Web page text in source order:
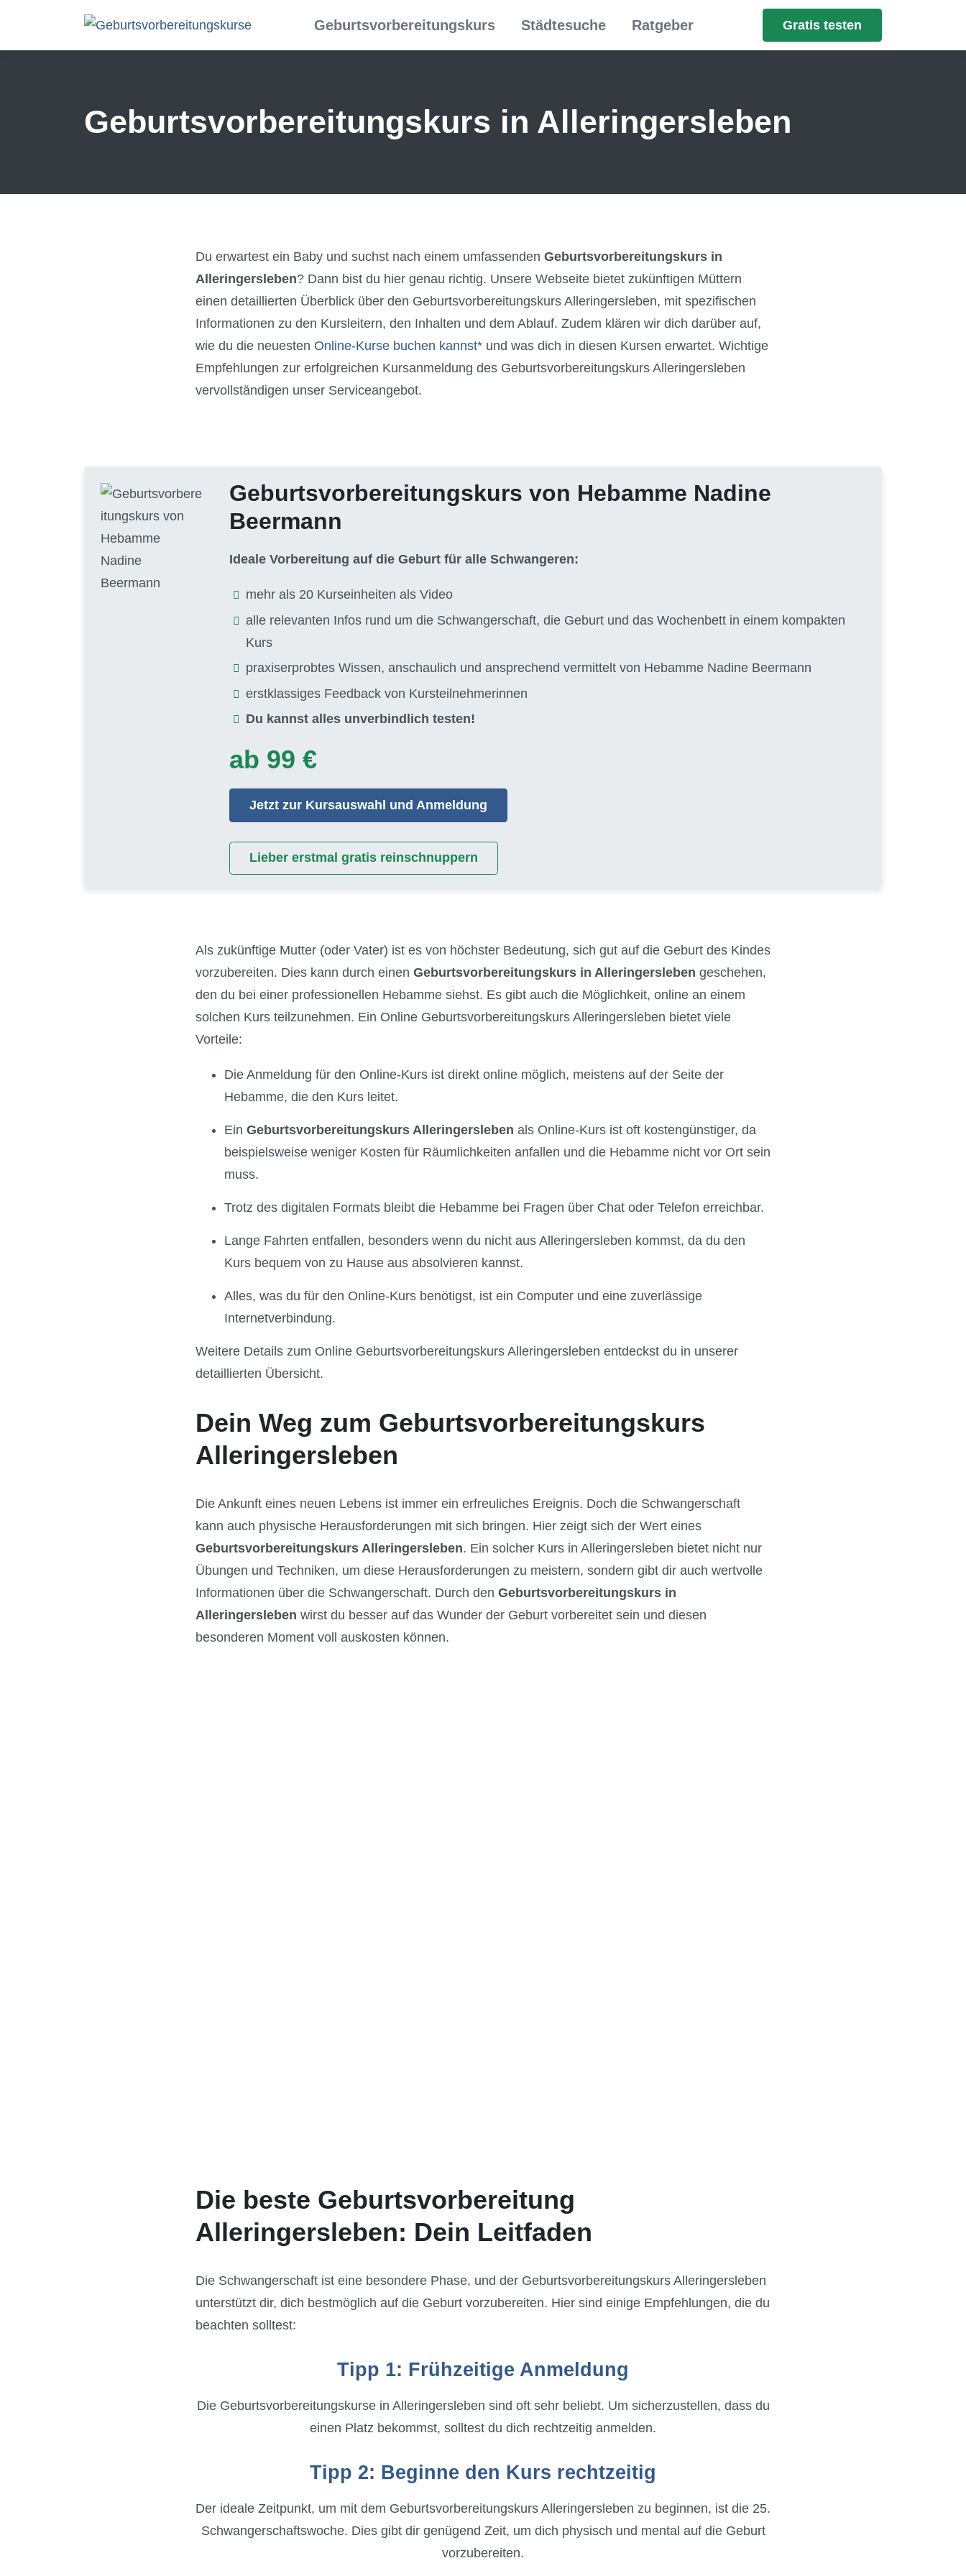
Geburtsvorbereitungskurs Städtesuche Ratgeber Gratis testen
Geburtsvorbereitungs­kurs in Alleringersleben
Du erwartest ein Baby und suchst nach einem umfassenden Geburtsvorbereitungskurs in
Alleringersleben? Dann bist du hier genau richtig. Unsere Webseite bietet zukünftigen Müttern
einen detaillierten Überblick über den Geburtsvorbereitungskurs Alleringersleben, mit spezifischen
Informationen zu den Kursleitern, den Inhalten und dem Ablauf. Zudem klären wir dich darüber auf,
wie du die neuesten Online-Kurse buchen kannst* und was dich in diesen Kursen erwartet. Wichtige
Empfehlungen zur erfolgreichen Kursanmeldung des Geburtsvorbereitungskurs Alleringersleben
vervollständigen unser Serviceangebot.
Geburtsvorbereitungskurs von Hebamme Nadine
Beermann
Ideale Vorbereitung auf die Geburt für alle Schwangeren:
mehr als 20 Kurseinheiten als Video
alle relevanten Infos rund um die Schwangerschaft, die Geburt und das Wochenbett in einem kompakten
Kurs
praxiserprobtes Wissen, anschaulich und ansprechend vermittelt von Hebamme Nadine Beermann
erstklassiges Feedback von Kursteilnehmerinnen
Du kannst alles unverbindlich testen!
ab 99 €
Jetzt zur Kursauswahl und Anmeldung
Lieber erstmal gratis reinschnuppern
Als zukünftige Mutter (oder Vater) ist es von höchster Bedeutung, sich gut auf die Geburt des Kindes
vorzubereiten. Dies kann durch einen Geburtsvorbereitungskurs in Alleringersleben geschehen,
den du bei einer professionellen Hebamme siehst. Es gibt auch die Möglichkeit, online an einem
solchen Kurs teilzunehmen. Ein Online Geburtsvorbereitungskurs Alleringersleben bietet viele
Vorteile:
Die Anmeldung für den Online-Kurs ist direkt online möglich, meistens auf der Seite der
Hebamme, die den Kurs leitet.
Ein Geburtsvorbereitungskurs Alleringersleben als Online-Kurs ist oft kostengünstiger, da
beispielsweise weniger Kosten für Räumlichkeiten anfallen und die Hebamme nicht vor Ort sein
muss.
Trotz des digitalen Formats bleibt die Hebamme bei Fragen über Chat oder Telefon erreichbar.
Lange Fahrten entfallen, besonders wenn du nicht aus Alleringersleben kommst, da du den
Kurs bequem von zu Hause aus absolvieren kannst.
Alles, was du für den Online-Kurs benötigst, ist ein Computer und eine zuverlässige
Internetverbindung.
Weitere Details zum Online Geburtsvorbereitungskurs Alleringersleben entdeckst du in unserer
detaillierten Übersicht.
Dein Weg zum Geburtsvorbereitungskurs
Alleringersleben
Die Ankunft eines neuen Lebens ist immer ein erfreuliches Ereignis. Doch die Schwangerschaft
kann auch physische Herausforderungen mit sich bringen. Hier zeigt sich der Wert eines
Geburtsvorbereitungskurs Alleringersleben. Ein solcher Kurs in Alleringersleben bietet nicht nur
Übungen und Techniken, um diese Herausforderungen zu meistern, sondern gibt dir auch wertvolle
Informationen über die Schwangerschaft. Durch den Geburtsvorbereitungskurs in
Alleringersleben wirst du besser auf das Wunder der Geburt vorbereitet sein und diesen
besonderen Moment voll auskosten können.
Die beste Geburtsvorbereitung
Alleringersleben: Dein Leitfaden
Die Schwangerschaft ist eine besondere Phase, und der Geburtsvorbereitungskurs Alleringersleben
unterstützt dir, dich bestmöglich auf die Geburt vorzubereiten. Hier sind einige Empfehlungen, die du
beachten solltest:
Tipp 1: Frühzeitige Anmeldung
Die Geburtsvorbereitungskurse in Alleringersleben sind oft sehr beliebt. Um sicherzustellen, dass du
einen Platz bekommst, solltest du dich rechtzeitig anmelden.
Tipp 2: Beginne den Kurs rechtzeitig
Der ideale Zeitpunkt, um mit dem Geburtsvorbereitungskurs Alleringersleben zu beginnen, ist die 25.
Schwangerschaftswoche. Dies gibt dir genügend Zeit, um dich physisch und mental auf die Geburt
vorzubereiten.